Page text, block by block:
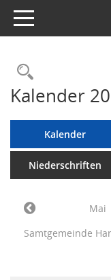
Toggle navigation
Kalender
Kalender
Niederschriften
Mai
Samtgemeinde